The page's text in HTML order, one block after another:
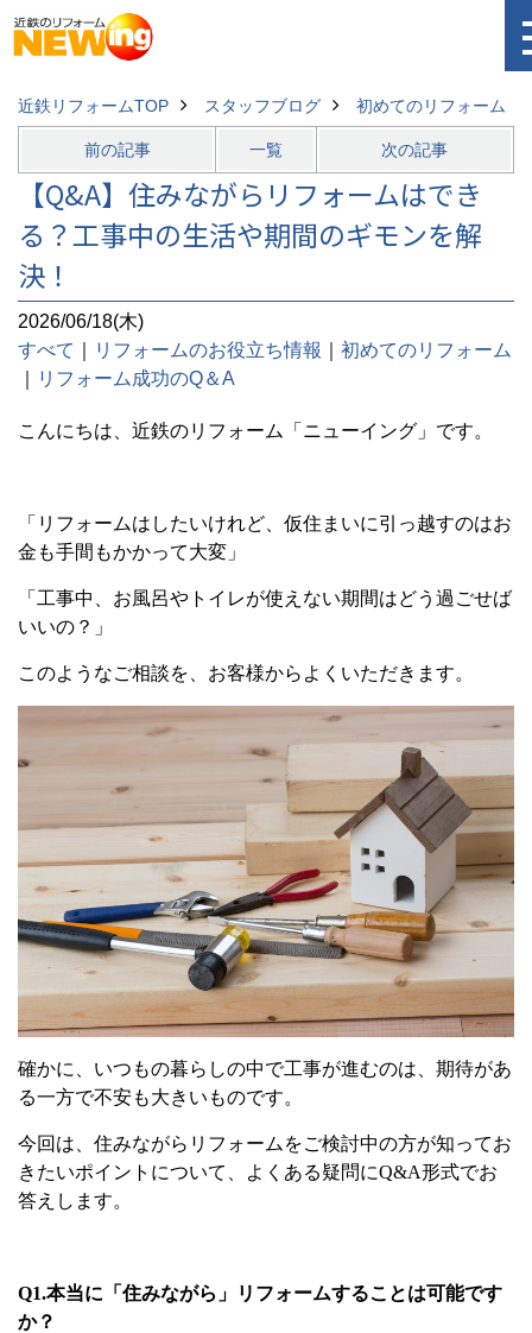
近鉄リフォームTOP スタッフブログ 初めてのリフォーム
前の記事 一覧 次の記事
【Q&A】住みながらリフォームはでき
る？工事中の生活や期間のギモンを解
決！
2026/06/18(木)
すべて
リフォームのお役立ち情報
初めてのリフォーム
リフォーム成功のQ＆A
こんにちは、近鉄のリフォーム「ニューイング」です。
「リフォームはしたいけれど、仮住まいに引っ越すのはお
金も手間もかかって大変」
「工事中、お風呂やトイレが使えない期間はどう過ごせば
いいの？」
このようなご相談を、お客様からよくいただきます。
確かに、いつもの暮らしの中で工事が進むのは、期待があ
る一方で不安も大きいものです。
今回は、住みながらリフォームをご検討中の方が知ってお
きたいポイントについて、よくある疑問にQ&A形式でお
答えします。
Q1.本当に「住みながら」リフォームすることは可能です
か？